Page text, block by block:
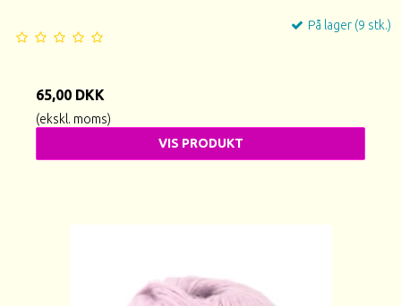
På lager (9 stk.)
65,00 DKK
(ekskl. moms)
VIS PRODUKT